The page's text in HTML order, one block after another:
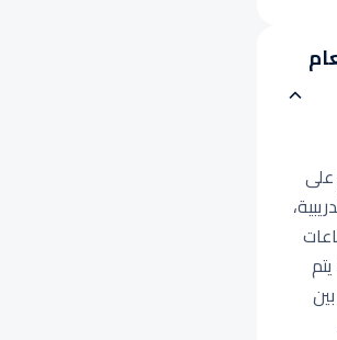
على